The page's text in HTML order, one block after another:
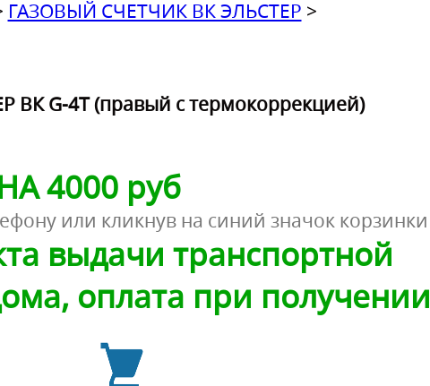
ГАЗОВЫЙ СЧЕТЧИК ВК ЭЛЬСТЕР >
ВК G-4Т (правый c термокоррекцией)
4000 руб
или кликнув на синий значок корзинки
выдачи транспортной
оплата при получении